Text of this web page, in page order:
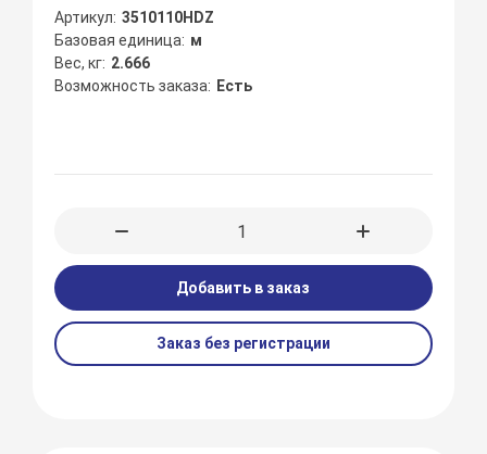
Артикул 3510110HDZ
Базовая единица м
Вес, кг 2.666
Возможность заказа
Есть
Добавить в заказ
Заказ без регистрации